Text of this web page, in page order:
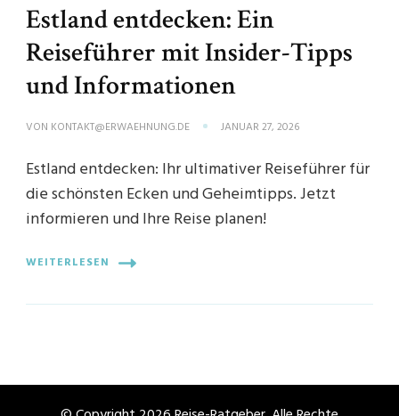
Estland entdecken: Ein
Reiseführer mit Insider-Tipps
und Informationen
VON KONTAKT@ERWAEHNUNG.DE JANUAR 27, 2026
Estland entdecken: Ihr ultimativer Reiseführer für
die schönsten Ecken und Geheimtipps. Jetzt
informieren und Ihre Reise planen!
WEITERLESEN